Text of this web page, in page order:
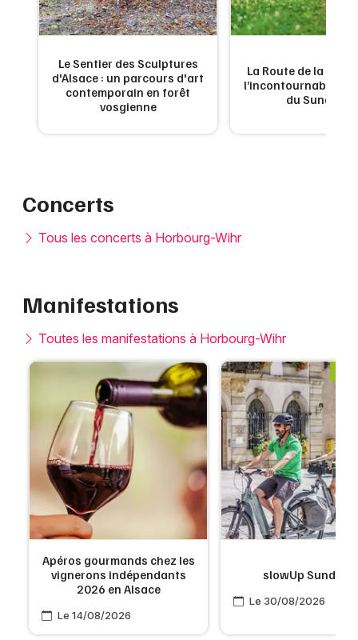
Le Sentier des Sculptures
d'Alsace : un parcours d'art
contemporain en forêt
vosgienne
La Route de la
l’incontournable
du Sundgau
Concerts
Tous les concerts à Horbourg-Wihr
Manifestations
Toutes les manifestations à Horbourg-Wihr
Apéros gourmands chez les
vignerons indépendants
2026 en Alsace
Le 14/08/2026
slowUp Sundgau
Le 30/08/2026